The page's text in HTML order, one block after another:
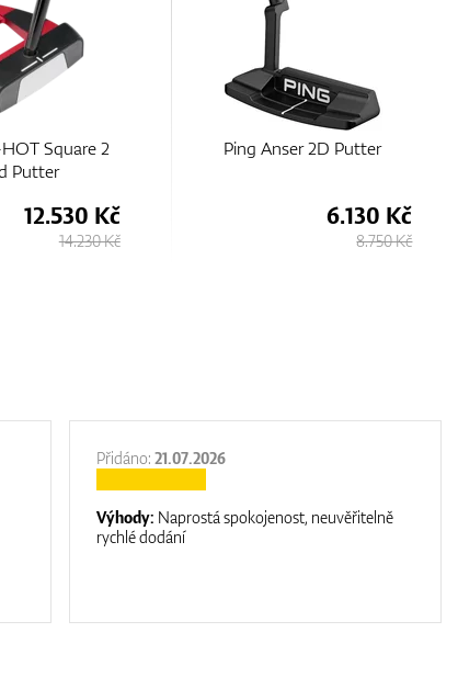
2D Putter
6.130 Kč
8.750 Kč
Ping Ladies G Le3 Ketsch G
10.350 Kč
11.630 Kč
Přidáno:21.07.2026
Výhody: Naprostá spokojenost, neuvěřitelně
rychlé dodání